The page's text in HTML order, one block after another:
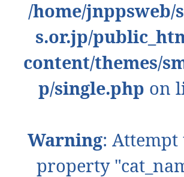
/home/jnppsweb/
s.or.jp/
content/themes/
p/single.php on
Warning: Attempt
property